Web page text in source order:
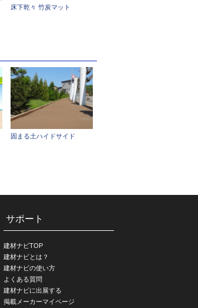
床下乾々 竹炭マット
固まる土ハイドサイド
サポート
建材ナビTOP
建材ナビとは？
建材ナビの使い方
よくある質問
建材ナビに出展する
掲載メーカーマイページ